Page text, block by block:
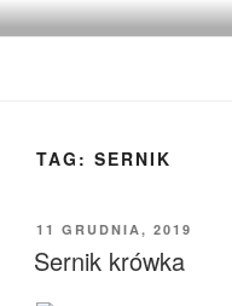
Przejdź
do
IMADZIK
Blog Kulinarny
TAG: SERNIK
OPUBLIKOWANE
W
11 GRUDNIA, 2019
Sernik krówka